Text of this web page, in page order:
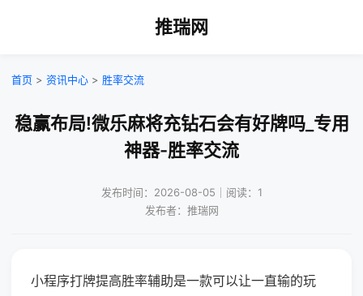
推瑞网
首页 > 资讯中心 > 胜率交流
稳赢布局!微乐麻将充钻石会有好牌吗_专用
神器-胜率交流
发布时间：2026-08-05｜阅读：1
发布者：推瑞网
小程序打牌提高胜率辅助是一款可以让一直输的玩